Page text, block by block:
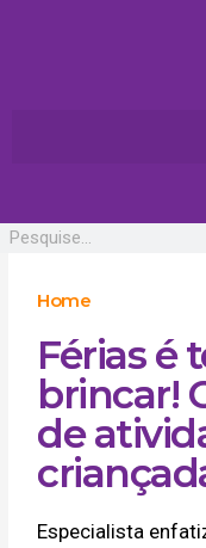
Home
Férias é
brincar!
de
Especialista